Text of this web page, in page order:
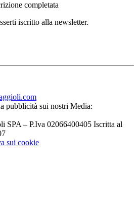
completata
iscritto alla newsletter.
pubblicità sui nostri Media:
– P.Iva 02066400405 Iscritta al
sui cookie